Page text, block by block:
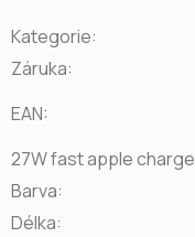
Kategorie:
Záruka:
EAN:
27W fast apple charge
Barva:
Délka: